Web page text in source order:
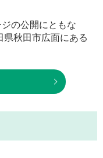
の公開にともな
県秋田市広面にある